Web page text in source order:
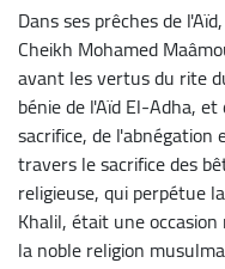
Dans ses prêches de
Cheikh Mohamed
avant les vertus du rite
bénie de l'Aïd El-Adha,
sacrifice, de
travers le sacrifice des
religieuse, qui perpétue
Khalil, était une
la noble religion